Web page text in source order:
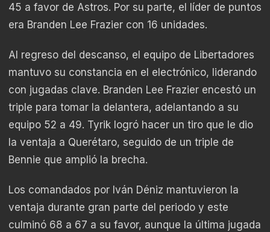
45 a favor de Astros. Por su parte, el líder de puntos
era Branden Lee Frazier con 16 unidades.
Al regreso del descanso, el equipo de Libertadores
mantuvo su constancia en el electrónico, liderando
con jugadas clave. Branden Lee Frazier encestó un
triple para tomar la delantera, adelantando a su
equipo 52 a 49. Tyrik logró hacer un tiro que le dio
la ventaja a Querétaro, seguido de un triple de
Bennie que amplió la brecha.
Los comandados por Iván Déniz mantuvieron la
ventaja durante gran parte del periodo y este
culminó 68 a 67 a su favor, aunque la última jugada